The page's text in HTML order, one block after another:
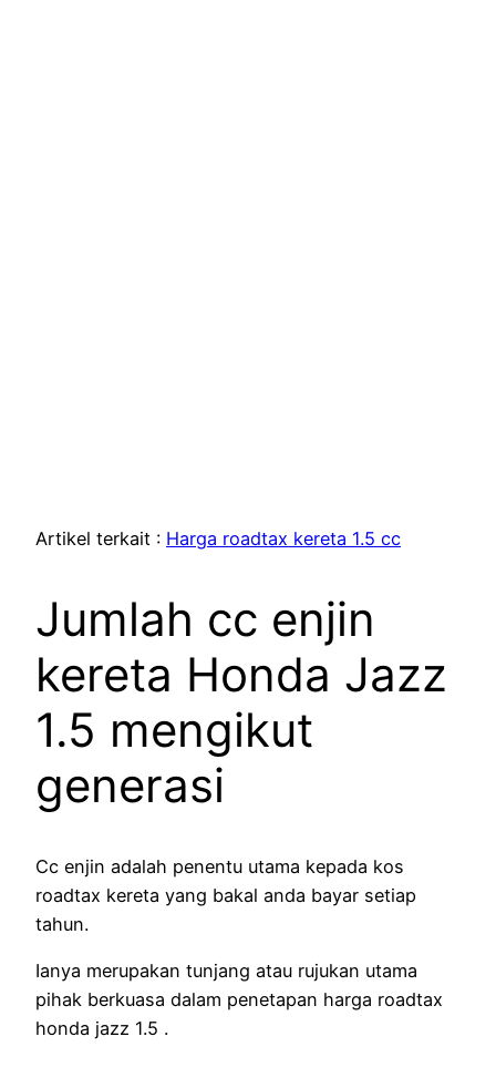
Artikel terkait : Harga roadtax kereta 1.5 cc
Jumlah cc enjin
kereta Honda Jazz
1.5 mengikut
generasi
Cc enjin adalah penentu utama kepada kos
roadtax kereta yang bakal anda bayar setiap
tahun.
Ianya merupakan tunjang atau rujukan utama
pihak berkuasa dalam penetapan harga roadtax
honda jazz 1.5 .